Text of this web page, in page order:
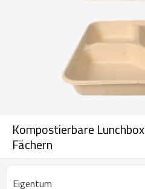
Kompostierbare
Fächern
Eigentum